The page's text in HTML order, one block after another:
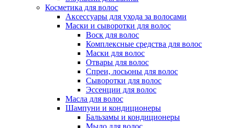
Косметика для волос
Аксессуары для ухода за волосами
Маски и сыворотки для волос
Воск для волос
Комплексные средства для волос
Маски для волос
Отвары для волос
Спреи, лосьоны для волос
Сыворотки для волос
Эссенции для волос
Масла для волос
Шампуни и кондиционеры
Бальзамы и кондиционеры
Мыло для волос